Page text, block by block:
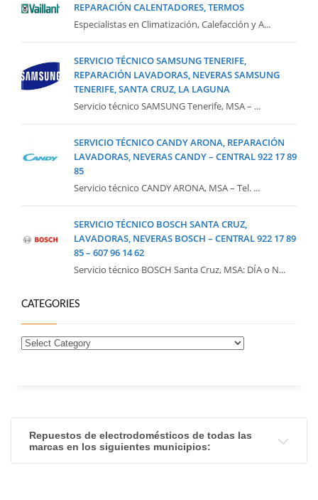
REPARACIÓN CALENTADORES, TERMOS
Especialistas en Climatización, Calefacción y A...
SERVICIO TÉCNICO SAMSUNG TENERIFE,
REPARACIÓN LAVADORAS, NEVERAS SAMSUNG
TENERIFE, SANTA CRUZ, LA LAGUNA
Servicio técnico SAMSUNG Tenerife, MSA – ...
SERVICIO TÉCNICO CANDY ARONA, REPARACIÓN
LAVADORAS, NEVERAS CANDY – CENTRAL 922 17 89
85
Servicio técnico CANDY ARONA, MSA – Tel. ...
SERVICIO TÉCNICO BOSCH SANTA CRUZ,
LAVADORAS, NEVERAS BOSCH – CENTRAL 922 17 89
85 – 607 96 14 62
Servicio técnico BOSCH Santa Cruz, MSA: DÍA o N...
CATEGORIES
Repuestos de electrodomésticos de todas las
marcas en los siguientes municipios: